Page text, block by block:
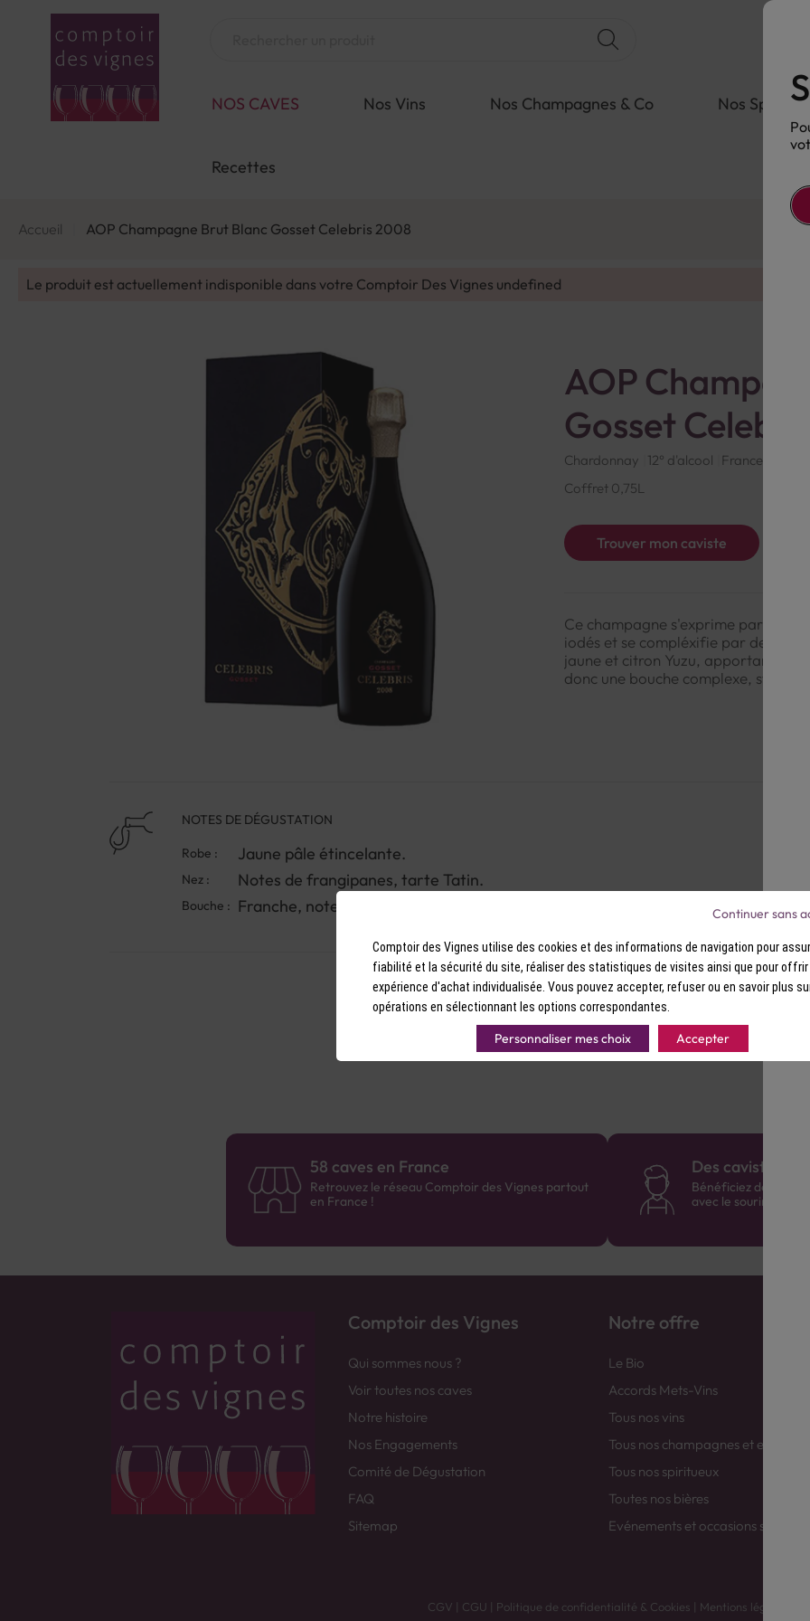
NOS CAVES Nos Vins Nos Champagnes & Co Nos
Recettes
Accueil AOP Champagne Brut Blanc Gosset Celebris 2008
Le produit est actuellement indisponible dans votre Comptoir Des Vignes undefined
AOP
Gosset
Chardonnay 12° d'alcool France
Coffret 0,75L
Trouver mon caviste
Ce champagne s'exprime par une
iodés et se compléxifie par des
jaune et citron Yuzu, apportant une
donc une bouche complexe,
NOTES DE DÉGUSTATION
Robe : Jaune pâle étincelante.
Nez : Notes de frangipanes, tarte Tatin.
Bouche : Franche, notes salines.
58 caves en France
Retrouvez le réseau Comptoir des Vignes partout
en France !
Des cavistes à
Bénéficiez de
avec le sourire :)
Comptoir des Vignes
Qui sommes nous ?
Voir toutes nos caves
Notre histoire
Nos Engagements
Comité de Dégustation
FAQ
Sitemap
Notre offre
Le Bio
Accords Mets-Vins
Tous nos vins
Tous nos champagnes et
Tous nos spiritueux
Toutes nos bières
Evénements et occasions spéciales
CGV | CGU | Politique de confidentialité & Cookies | Mentions légales
Comptoir des Vignes utilise des cookies et des informations de navigation pour
fiabilité et la sécurité du site, réaliser des statistiques de visites ainsi que pour offrir
expérience d'achat individualisée. Vous pouvez accepter, refuser ou en savoir plus
opérations en sélectionnant les options correspondantes.
Personnaliser mes choix Accepter
Continuer sans